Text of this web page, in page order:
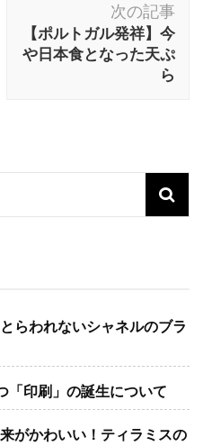
次の記事
【ポルトガル発祥】今
や日本食となった天ぷ
ら
らわれないシャネルのブラ
「印刷」の誕生について
がかわいい！ティラミスの